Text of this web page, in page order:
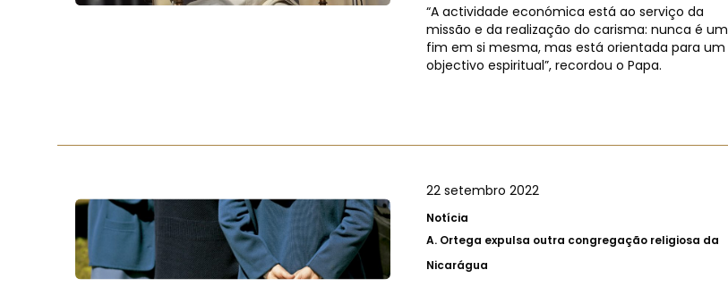
“A actividade económica está ao serviço da
missão e da realização do carisma: nunca é um
fim em si mesma, mas está orientada para um
objectivo espiritual”, recordou o Papa.
22 setembro 2022
Notícia
A. Ortega expulsa outra congregação religiosa da
Nicarágua